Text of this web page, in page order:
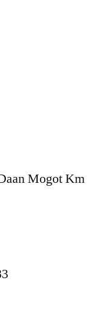
Mogot Km